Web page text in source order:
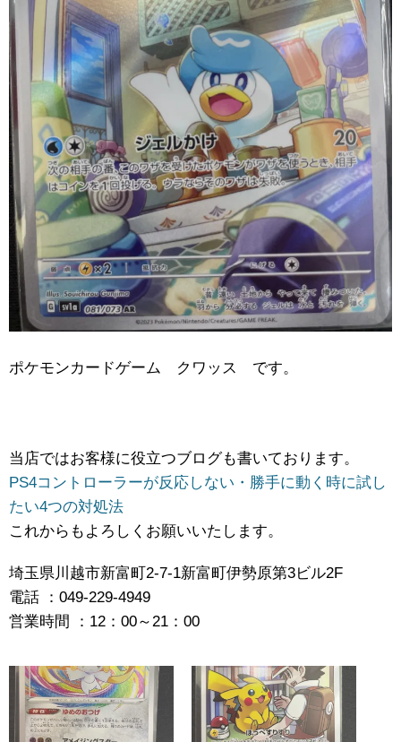
ポケモンカードゲーム クワッス です。
当店ではお客様に役立つブログも書いております。
PS4コントローラーが反応しない・勝手に動く時に試し
たい4つの対処法
これからもよろしくお願いいたします。
埼玉県川越市新富町2-7-1新富町伊勢原第3ビル2F
電話 ：049-229-4949
営業時間 ：12：00～21：00